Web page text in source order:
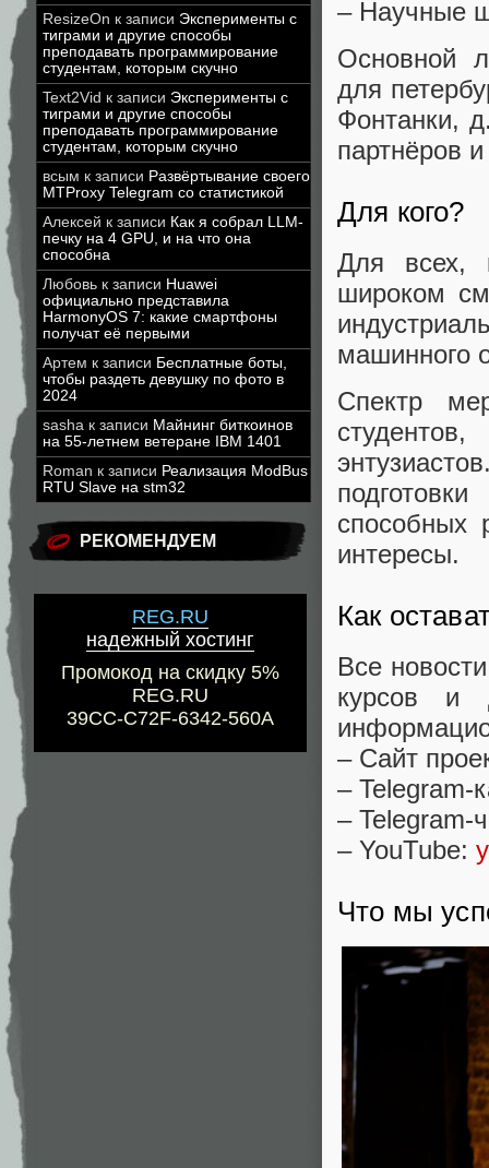
ResizeOn к записи Эксперименты с
тиграми и другие способы
преподавать программирование
студентам, которым скучно
Text2Vid к записи Эксперименты с
тиграми и другие способы
преподавать программирование
студентам, которым скучно
всым к записи Развёртывание своего
MTProxy Telegram со статистикой
Алексей к записи Как я собрал LLM-
печку на 4 GPU, и на что она
способна
Любовь к записи Huawei
официально представила
HarmonyOS 7: какие смартфоны
получат её первыми
Артем к записи Бесплатные боты,
чтобы раздеть девушку по фото в
2024
sasha к записи Майнинг биткоинов
на 55-летнем ветеране IBM 1401
Roman к записи Реализация ModBus
RTU Slave на stm32
РЕКОМЕНДУЕМ
REG.RU
надежный хостинг
Промокод на скидку 5%
REG.RU
39CC-C72F-6342-560A
– Научные
Основной
для
Фонтанки,
партнёров
Для кого?
Для всех,
широком
машинного
Спектр
способных
интересы.
Как
Все
курсов и
– Сайт
– Telegram-
– Telegram-
– YouTube:
Что мы